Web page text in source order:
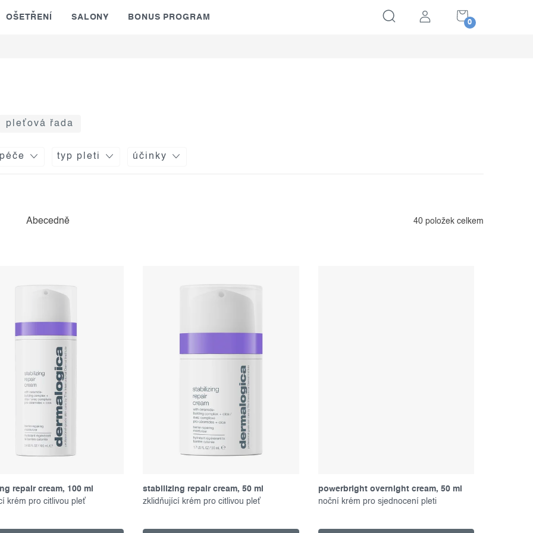
NÁKUPNÍ
KOŠÍK
OŠETŘENÍ SALONY BONUS PROGRAM
pleťová řada
typ pleti účinky
Abecedně 40 položek celkem
repair cream, 100 ml
krém pro citlivou pleť
stabilizing repair cream, 50 ml
zklidňující krém pro citlivou pleť
powerbright overnight cream, 50 ml
noční krém pro sjednocení pleti